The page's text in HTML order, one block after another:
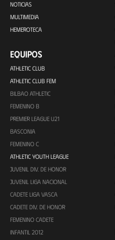
NOTICIAS
MULTIMEDIA
HEMEROTECA
EQUIPOS
ATHLETIC CLUB
ATHLETIC CLUB FEM
BILBAO ATHLETIC
FEMENINO B
PREMIER LEAGUE U21
BASCONIA
FEMENINO C
ATHLETIC YOUTH LEAGUE
JUVENIL DIV. DE HONOR
JUVENIL LIGA NACIONAL
CADETE LIGA VASCA
CADETE DIV. DE HONOR
FEMENINO CADETE
INFANTIL 2012